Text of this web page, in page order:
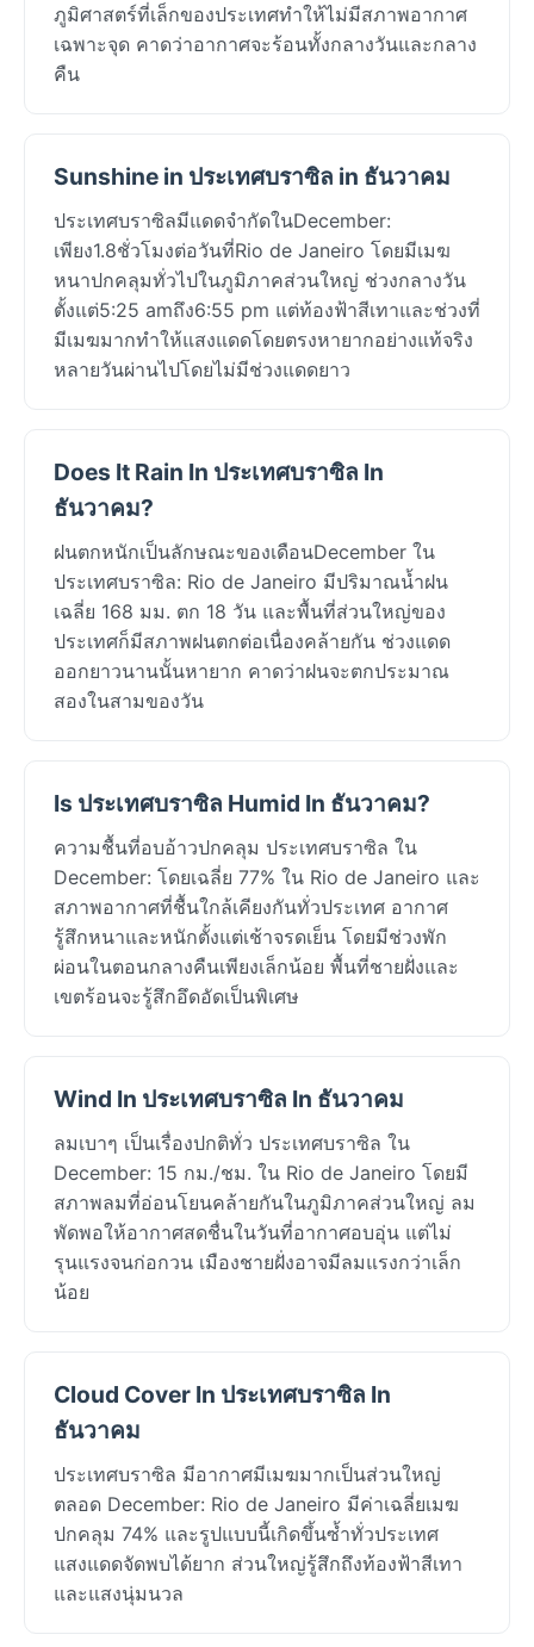
ภูมิศาสตร์ที่เล็กของประเทศทำให้ไม่มีสภาพอากาศ
เฉพาะจุด คาดว่าอากาศจะร้อนทั้งกลางวันและกลาง
คืน
Sunshine in ประเทศบราซิล in ธันวาคม
ประเทศบราซิลมีแดดจำกัดในDecember:
เพียง1.8ชั่วโมงต่อวันที่Rio de Janeiro โดยมีเมฆ
หนาปกคลุมทั่วไปในภูมิภาคส่วนใหญ่ ช่วงกลางวัน
ตั้งแต่5:25 amถึง6:55 pm แต่ท้องฟ้าสีเทาและช่วงที่
มีเมฆมากทำให้แสงแดดโดยตรงหายากอย่างแท้จริง
หลายวันผ่านไปโดยไม่มีช่วงแดดยาว
Does It Rain In ประเทศบราซิล In
ธันวาคม?
ฝนตกหนักเป็นลักษณะของเดือนDecember ใน
ประเทศบราซิล: Rio de Janeiro มีปริมาณน้ำฝน
เฉลี่ย 168 มม. ตก 18 วัน และพื้นที่ส่วนใหญ่ของ
ประเทศก็มีสภาพฝนตกต่อเนื่องคล้ายกัน ช่วงแดด
ออกยาวนานนั้นหายาก คาดว่าฝนจะตกประมาณ
สองในสามของวัน
Is ประเทศบราซิล Humid In ธันวาคม?
ความชื้นที่อบอ้าวปกคลุม ประเทศบราซิล ใน
December: โดยเฉลี่ย 77% ใน Rio de Janeiro และ
สภาพอากาศที่ชื้นใกล้เคียงกันทั่วประเทศ อากาศ
รู้สึกหนาและหนักตั้งแต่เช้าจรดเย็น โดยมีช่วงพัก
ผ่อนในตอนกลางคืนเพียงเล็กน้อย พื้นที่ชายฝั่งและ
เขตร้อนจะรู้สึกอึดอัดเป็นพิเศษ
Wind In ประเทศบราซิล In ธันวาคม
ลมเบาๆ เป็นเรื่องปกติทั่ว ประเทศบราซิล ใน
December: 15 กม./ชม. ใน Rio de Janeiro โดยมี
สภาพลมที่อ่อนโยนคล้ายกันในภูมิภาคส่วนใหญ่ ลม
พัดพอให้อากาศสดชื่นในวันที่อากาศอบอุ่น แต่ไม่
รุนแรงจนก่อกวน เมืองชายฝั่งอาจมีลมแรงกว่าเล็ก
น้อย
Cloud Cover In ประเทศบราซิล In
ธันวาคม
ประเทศบราซิล มีอากาศมีเมฆมากเป็นส่วนใหญ่
ตลอด December: Rio de Janeiro มีค่าเฉลี่ยเมฆ
ปกคลุม 74% และรูปแบบนี้เกิดขึ้นซ้ำทั่วประเทศ
แสงแดดจัดพบได้ยาก ส่วนใหญ่รู้สึกถึงท้องฟ้าสีเทา
และแสงนุ่มนวล